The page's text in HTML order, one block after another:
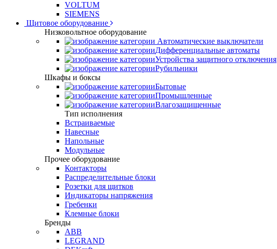
VOLTUM
SIEMENS
Щитовое оборудование
Низковольтное оборудование
Автоматические выключатели
Дифференциальные автоматы
Устройства защитного отключения
Рубильники
Шкафы и боксы
Бытовые
Промышленные
Влагозащищенные
Тип исполнения
Встраиваемые
Навесные
Напольные
Модульные
Прочее оборудование
Контакторы
Распределительные блоки
Розетки для щитков
Индикаторы напряжения
Гребенки
Клемные блоки
Бренды
ABB
LEGRAND